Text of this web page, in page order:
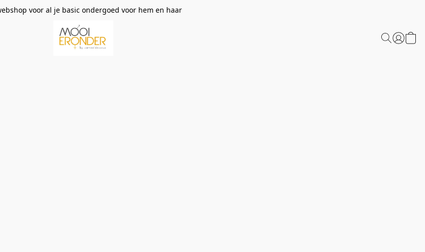
voor al je basic ondergoed voor hem en haar